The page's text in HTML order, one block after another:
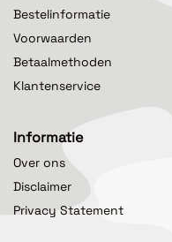
Bestelinformatie
Voorwaarden
Betaalmethoden
Klantenservice
Informatie
Over ons
Disclaimer
Privacy Statement